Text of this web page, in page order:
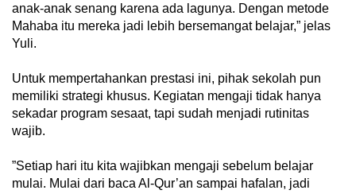
anak-anak senang karena ada lagunya. Dengan metode
Mahaba itu mereka jadi lebih bersemangat belajar,” jelas
Yuli.
‎Untuk mempertahankan prestasi ini, pihak sekolah pun
memiliki strategi khusus. Kegiatan mengaji tidak hanya
sekadar program sesaat, tapi sudah menjadi rutinitas
wajib.
‎”Setiap hari itu kita wajibkan mengaji sebelum belajar
mulai. Mulai dari baca Al-Qur’an sampai hafalan, jadi